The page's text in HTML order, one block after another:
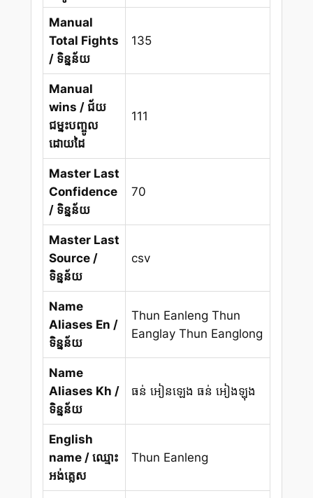
Manual
Total Fights
/ ទិន្នន័យ
135
Manual
wins / ជ័យ
ជម្នះបញ្ចូល
ដោយដៃ
111
Master Last
Confidence
/ ទិន្នន័យ
70
Master Last
Source /
ទិន្នន័យ
csv
Name
Aliases En /
ទិន្នន័យ
Thun Eanleng Thun
Eanglay Thun Eanglong
Name
Aliases Kh /
ទិន្នន័យ
ធន់ អៀនឡេង ធន់ អៀងឡុង
English
name / ឈ្មោះ
អង់គ្លេស
Thun Eanleng